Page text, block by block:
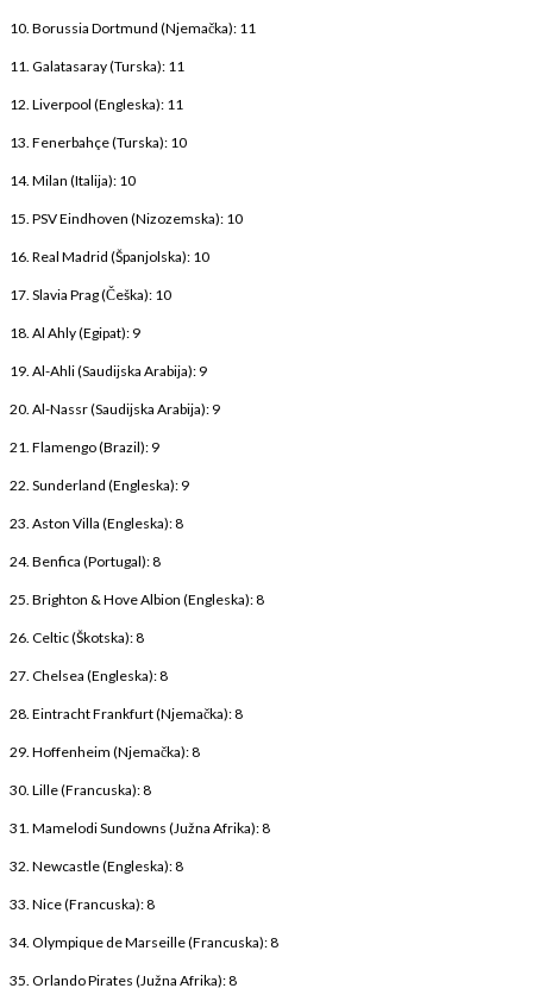
10. Borussia Dortmund (Njemačka): 11
11. Galatasaray (Turska): 11
12. Liverpool (Engleska): 11
13. Fenerbahçe (Turska): 10
14. Milan (Italija): 10
15. PSV Eindhoven (Nizozemska): 10
16. Real Madrid (Španjolska): 10
17. Slavia Prag (Češka): 10
18. Al Ahly (Egipat): 9
19. Al-Ahli (Saudijska Arabija): 9
20. Al-Nassr (Saudijska Arabija): 9
21. Flamengo (Brazil): 9
22. Sunderland (Engleska): 9
23. Aston Villa (Engleska): 8
24. Benfica (Portugal): 8
25. Brighton & Hove Albion (Engleska): 8
26. Celtic (Škotska): 8
27. Chelsea (Engleska): 8
28. Eintracht Frankfurt (Njemačka): 8
29. Hoffenheim (Njemačka): 8
30. Lille (Francuska): 8
31. Mamelodi Sundowns (Južna Afrika): 8
32. Newcastle (Engleska): 8
33. Nice (Francuska): 8
34. Olympique de Marseille (Francuska): 8
35. Orlando Pirates (Južna Afrika): 8